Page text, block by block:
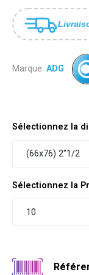
Marque: ADG
Sélectionnez la
(66x76) 2"1/2
Sélectionnez la
10